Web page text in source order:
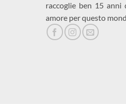
raccoglie ben 15 anni
amore per questo